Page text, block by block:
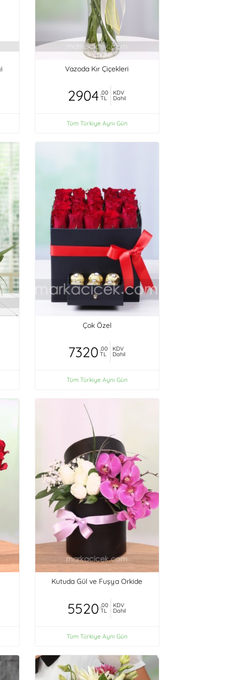
Vazoda Kır Çiçekleri
2904 ,00
TL
KDV
Dahil
Tüm Türkiye Aynı Gün
Çok Özel
7320 ,00
TL
KDV
Dahil
Tüm Türkiye Aynı Gün
Kutuda Gül ve Fuşya Orkide
5520 ,00
TL
KDV
Dahil
Tüm Türkiye Aynı Gün